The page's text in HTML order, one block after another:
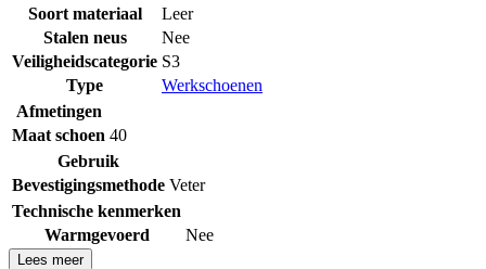
Soort materiaal
Leer
Stalen neus
Nee
Veiligheidscategorie S3
Type
Werkschoenen
Afmetingen
Maat schoen 40
Gebruik
Bevestigingsmethode Veter
Technische kenmerken
Warmgevoerd
Nee
Lees meer